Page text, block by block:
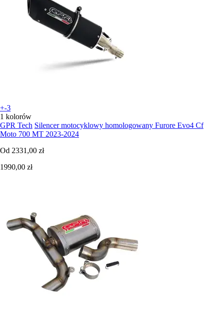
+-3
1 kolorów
GPR Tech Silencer motocyklowy homologowany Furore Evo4 Cf
Moto 700 MT 2023-2024
Od 2331,00 zł
1990,00 zł